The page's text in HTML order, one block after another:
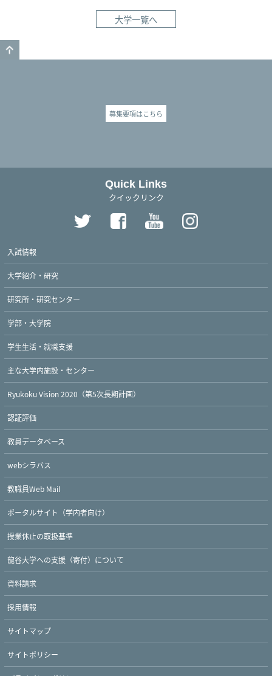
大学一覧へ
募集要項はこちら
Quick Links
クイックリンク
入試情報
大学紹介・研究
研究所・研究センター
学部・大学院
学生生活・就職支援
主な大学内施設・センター
Ryukoku Vision 2020（第5次長期計画）
認証評価
教員データベース
webシラバス
教職員Web Mail
ポータルサイト（学内者向け）
授業休止の取扱基準
龍谷大学への支援（寄付）について
資料請求
採用情報
サイトマップ
サイトポリシー